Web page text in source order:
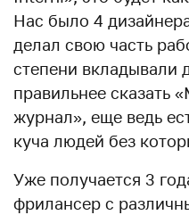
Нас было 4
делал свою часть
степени вкладывали
правильнее сказать
журнал», еще ведь
куча людей без
Уже получается 3
фрилансер с